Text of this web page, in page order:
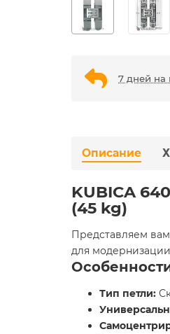
7 дней на
Описание
KUBICA
(45 kg)
Представляем
для
Тип петли: